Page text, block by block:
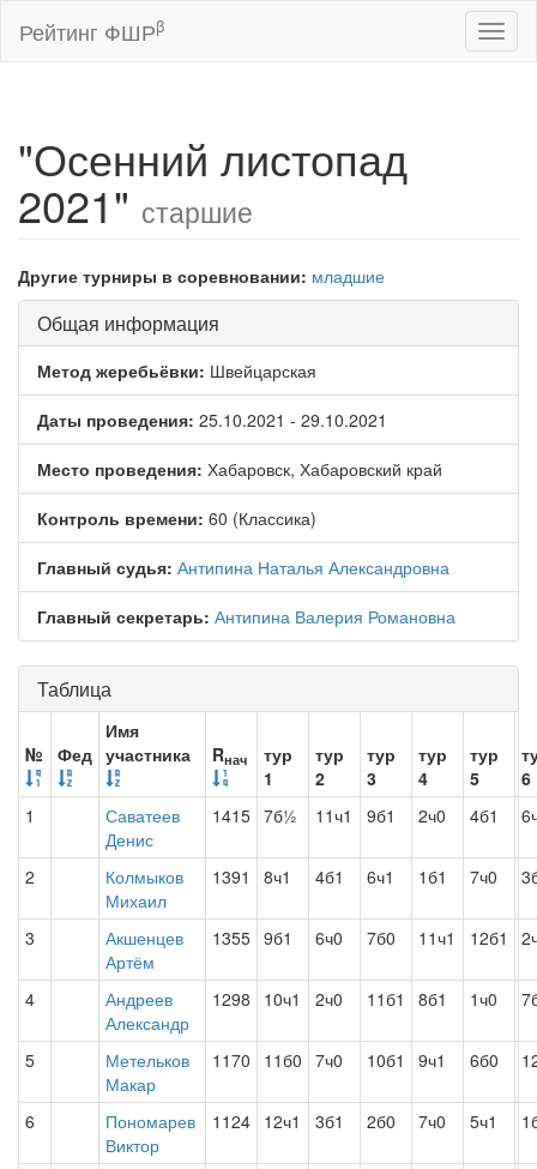
Рейтинг ФШРβ
"Осенний листопад
2021" старшие
Другие турниры в соревновании: младшие
Общая информация
Метод жеребьёвки: Швейцарская
Даты проведения: 25.10.2021 - 29.10.2021
Место проведения: Хабаровск, Хабаровский край
Контроль времени: 60 (Классика)
Главный судья: Антипина Наталья Александровна
Главный секретарь: Антипина Валерия Романовна
Таблица
№ Фед
Имя
участника
Rнач
тур
1
тур
2
тур
3
тур
4
тур
5
6
1
Саватеев
Денис
1415 7б½ 11ч1 9б1 2ч0 4б1
2
Колмыков
Михаил
1391 8ч1 4б1 6ч1 1б1 7ч0
3
Акшенцев
Артём
1355 9б1 6ч0 7б0 11ч1 12б1
4
Андреев
Александр
1298 10ч1 2ч0 11б1 8б1 1ч0
5
Метельков
Макар
1170 11б0 7ч0 10б1 9ч1 6б0
6
Пономарев
Виктор
1124 12ч1 3б1 2б0 7ч0 5ч1